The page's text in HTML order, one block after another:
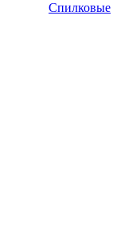
Спилковые